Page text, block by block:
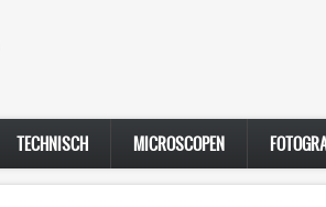
TECHNISCH MICROSCOPEN